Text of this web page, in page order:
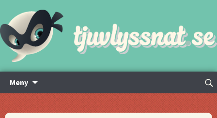
Meny
innehåll
Sök